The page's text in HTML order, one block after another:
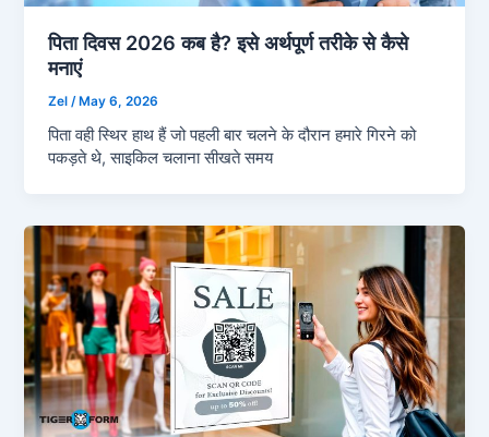
पिता दिवस 2026 कब है? इसे अर्थपूर्ण तरीके से कैसे
मनाएं
Zel/May 6, 2026
पिता वही स्थिर हाथ हैं जो पहली बार चलने के दौरान हमारे गिरने को
पकड़ते थे, साइकिल चलाना सीखते समय